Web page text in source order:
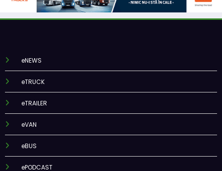
eNEWS
eTRUCK
eTRAILER
eVAN
eBUS
ePODCAST